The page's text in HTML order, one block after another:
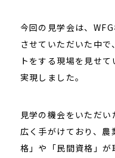
今回の見学会は、
させていただいた中
トをする現場を見せて
実現しました。
見学の機会をいただ
広く手がけており、
格」や「民間資格」が